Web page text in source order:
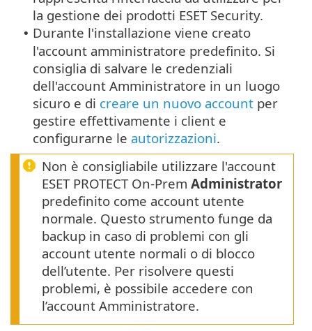
la gestione dei prodotti ESET Security.
• Durante l'installazione viene creato
l'account amministratore predefinito. Si
consiglia di salvare le credenziali
dell'account Amministratore in un luogo
sicuro e di creare un nuovo account per
gestire effettivamente i client e
configurarne le autorizzazioni.
Non è consigliabile utilizzare l'account
ESET PROTECT On-Prem Administrator
predefinito come account utente
normale. Questo strumento funge da
backup in caso di problemi con gli
account utente normali o di blocco
dell’utente. Per risolvere questi
problemi, è possibile accedere con
l’account Amministratore.